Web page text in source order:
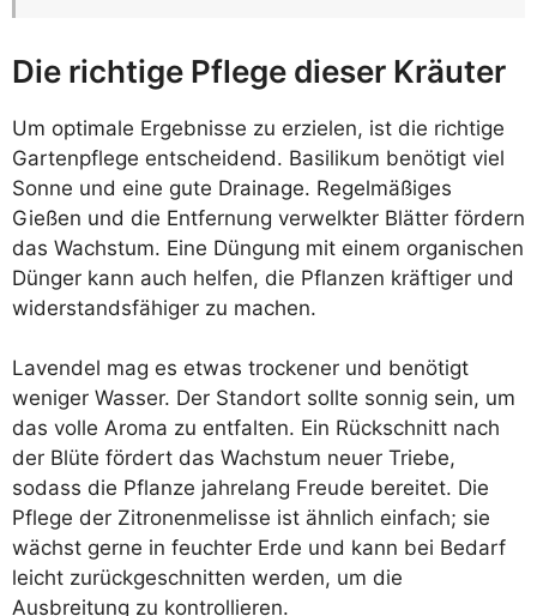
Die richtige Pflege dieser Kräuter
Um optimale Ergebnisse zu erzielen, ist die richtige
Gartenpflege entscheidend. Basilikum benötigt viel
Sonne und eine gute Drainage. Regelmäßiges
Gießen und die Entfernung verwelkter Blätter fördern
das Wachstum. Eine Düngung mit einem organischen
Dünger kann auch helfen, die Pflanzen kräftiger und
widerstandsfähiger zu machen.
Lavendel mag es etwas trockener und benötigt
weniger Wasser. Der Standort sollte sonnig sein, um
das volle Aroma zu entfalten. Ein Rückschnitt nach
der Blüte fördert das Wachstum neuer Triebe,
sodass die Pflanze jahrelang Freude bereitet. Die
Pflege der Zitronenmelisse ist ähnlich einfach; sie
wächst gerne in feuchter Erde und kann bei Bedarf
leicht zurückgeschnitten werden, um die
Ausbreitung zu kontrollieren.